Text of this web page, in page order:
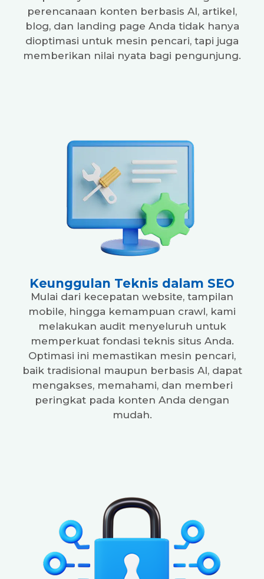
perencanaan konten berbasis AI, artikel,
blog, dan landing page Anda tidak hanya
dioptimasi untuk mesin pencari, tapi juga
memberikan nilai nyata bagi pengunjung.
Keunggulan Teknis dalam SEO
Mulai dari kecepatan website, tampilan
mobile, hingga kemampuan crawl, kami
melakukan audit menyeluruh untuk
memperkuat fondasi teknis situs Anda.
Optimasi ini memastikan mesin pencari,
baik tradisional maupun berbasis AI, dapat
mengakses, memahami, dan memberi
peringkat pada konten Anda dengan
mudah.